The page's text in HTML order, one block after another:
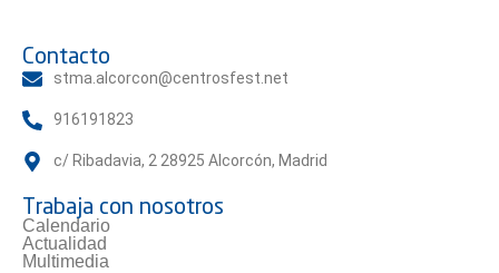
Contacto
stma.alcorcon@centrosfest.net
916191823
c/ Ribadavia, 2 28925 Alcorcón, Madrid
Trabaja con nosotros
Calendario
Actualidad
Multimedia